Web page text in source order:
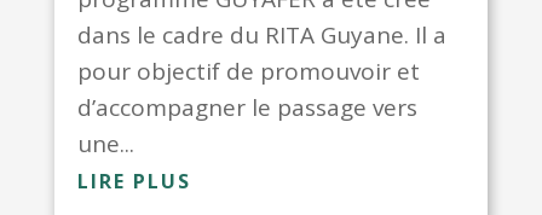
dans le cadre du RITA Guyane. Il a
pour objectif de promouvoir et
d’accompagner le passage vers
une...
LIRE PLUS